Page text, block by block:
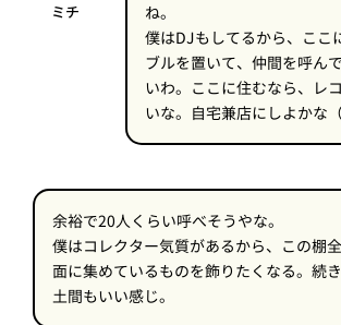
ミチ
ね。
僕はDJもしてるから、ここ
ブルを置いて、仲間を呼ん
いわ。ここに住むなら、レ
いな。自宅兼店にしよかな（
余裕で20人くらい呼べそうやな。
僕はコレクター気質があるから、この棚全
面に集めているものを飾りたくなる。続き
土間もいい感じ。